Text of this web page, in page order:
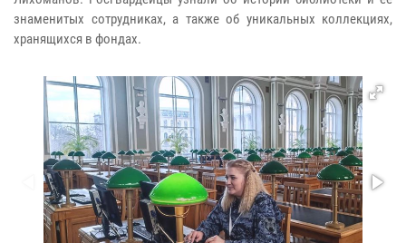
знаменитых сотрудниках, а также об уникальных коллекциях,
хранящихся в фондах.